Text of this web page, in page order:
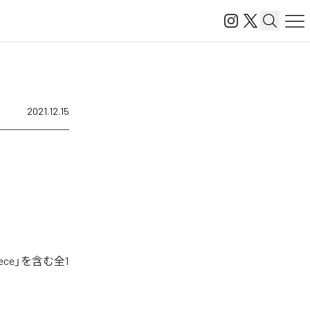
2021.12.15
」を含む全1